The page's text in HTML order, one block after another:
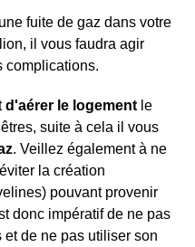
fuite de gaz dans votre
il vous faudra agir
complications.
d'aérer le logement le
suite à cela il vous
. Veillez également à ne
la création
pouvant provenir
donc impératif de ne pas
de ne pas utiliser son